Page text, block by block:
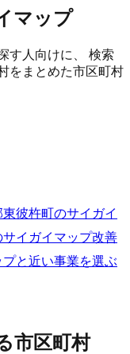
マップ
す人向けに、 検索
をまとめた市区町村
東彼杵町のサイガイ
サイガイマップ改善
と近い事業を選ぶ
市区町村